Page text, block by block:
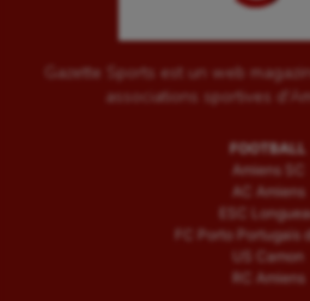
Gazette Sports est un web
associations sportives
FOOTBALL
Amiens SC
AC Amiens
ESC
FC Porto Portugais
US Camon
RC Amiens